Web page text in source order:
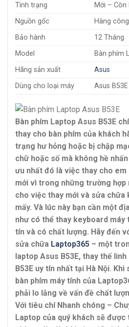
Tình trạng
Mới – Còn
Nguồn gốc
Hàng
Bảo hành
12 Tháng
Model
Bàn phím
Hãng sản xuất
Asus
Dùng cho loại máy
Asus B53E
Bàn phím Laptop Asus B53E
thay cho bàn phím của khách
trạng hư hỏng hoặc bị chập
chữ hoặc số mà không hề
ưu nhất đó là việc thay cho em
mới vì trong những trường hợp
cho việc thay mới và sửa chữa
mấy. Và lúc này bạn cần một
như có thể thay keyboard máy
tín và có chất lượng. Hãy đến
sửa chữa Laptop365 – một
laptop Asus B53E, thay thế
B53E uy tín nhất tại Hà Nội.
bàn phím máy tính của
phải lo lắng về vấn đề chất
Với tiêu chí Nhanh chóng –
Laptop của quý khách sẽ được